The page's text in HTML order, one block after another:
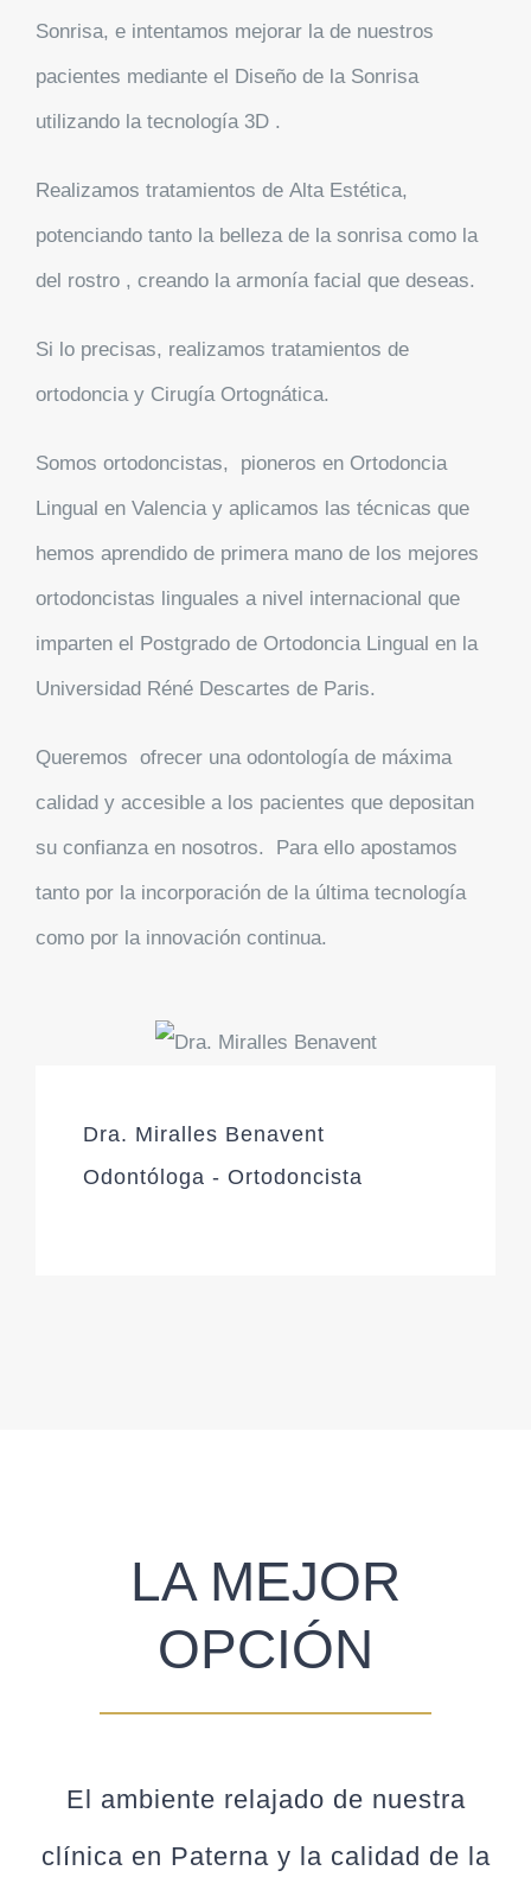
Sonrisa, e intentamos mejorar la de nuestros
pacientes mediante el Diseño de la Sonrisa
utilizando la tecnología 3D .
Realizamos tratamientos de Alta Estética,
potenciando tanto la belleza de la sonrisa como la
del rostro , creando la armonía facial que deseas.
Si lo precisas, realizamos tratamientos de
ortodoncia y Cirugía Ortognática.
Somos ortodoncistas, pioneros en Ortodoncia
Lingual en Valencia y aplicamos las técnicas que
hemos aprendido de primera mano de los mejores
ortodoncistas linguales a nivel internacional que
imparten el Postgrado de Ortodoncia Lingual en la
Universidad Réné Descartes de Paris.
Queremos ofrecer una odontología de máxima
calidad y accesible a los pacientes que depositan
su confianza en nosotros. Para ello apostamos
tanto por la incorporación de la última tecnología
como por la innovación continua.
Dra. Miralles Benavent
Odontóloga - Ortodoncista
LA MEJOR
OPCIÓN
El ambiente relajado de nuestra
clínica en Paterna y la calidad de la